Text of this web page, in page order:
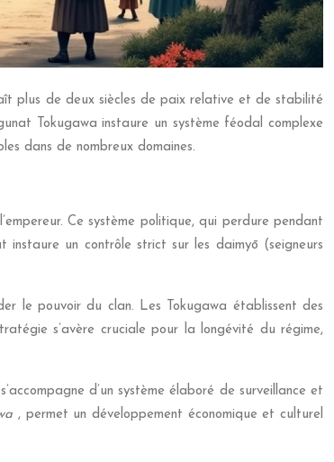
plus de deux siècles de paix relative et de stabilité
Tokugawa instaure un système féodal complexe
dans de nombreux domaines.
Ce système politique, qui perdure pendant
un contrôle strict sur les daimyō (seigneurs
le pouvoir du clan. Les Tokugawa établissent des
s’avère cruciale pour la longévité du régime,
d’un système élaboré de surveillance et
, permet un développement économique et culturel